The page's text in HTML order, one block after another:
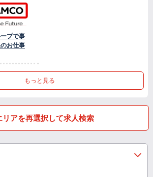
プで事
お仕事
もっと見る
リアを再選択して求人検索